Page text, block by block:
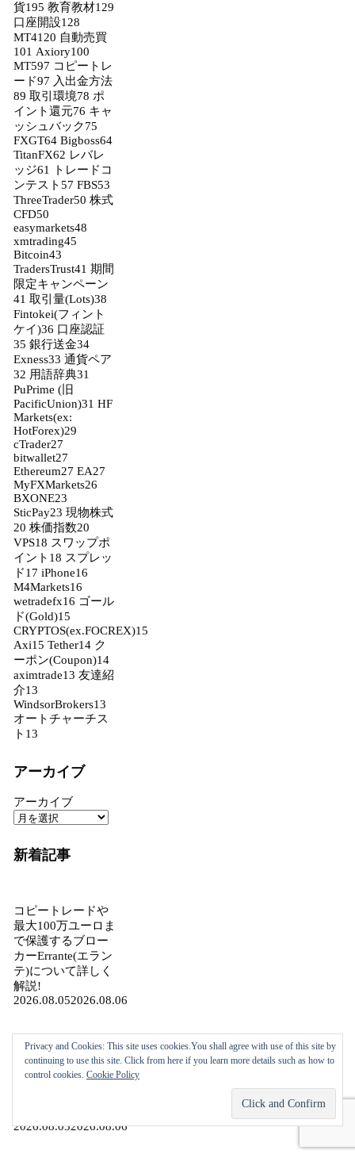
貨195 教育教材129
口座開設128
MT4120 自動売買
101 Axiory100
MT597 コピートレ
ード97 入出金方法
89 取引環境78 ポ
イント還元76 キャ
ッシュバック75
FXGT64 Bigboss64
TitanFX62 レバレ
ッジ61
トレードコ
ンテスト57 FBS53
ThreeTrader50 株式
CFD50
easymarkets48
xmtrading45
Bitcoin43
TradersTrust41 期間
限定キャンペーン
41 取引量(Lots)38
Fintokei(フィント
ケイ)36 口座認証
35 銀行送金34
Exness33 通貨ペア
32 用語辞典31
PuPrime (旧
PacificUnion)31 HF
Markets(ex:
HotForex)29
cTrader27
bitwallet27
Ethereum27 EA27
MyFXMarkets26
BXONE23
SticPay23 現物株式
20 株価指数20
VPS18 スワップポ
イント 18 スプレッ
ド17 iPhone16
M4Markets16
wetradefx16 ゴール
ド(Gold)15
CRYPTOS(ex.FOCREX)15
Axi15 Tether14 ク
ーポン(Coupon)14
aximtrade13 友達紹
介13
WindsorBrokers13
オートチャーチス
ト 13
アーカイブ
アーカイブ
新着記事
コピートレードや
最大100万ユーロま
で保護するブロー
カーErrante(エラン
テ)について詳しく
解説!
2026.08.052026.08.06
Errante(エランテ)
のコミュニティー
サイトErrante
2026.08.052026.08.06
Privacy and Cookies: This site uses cookies.You shall agree with use of this site by
continuing to use this site. Click from here if you learn more details such as how to
control cookies. Cookie Policy